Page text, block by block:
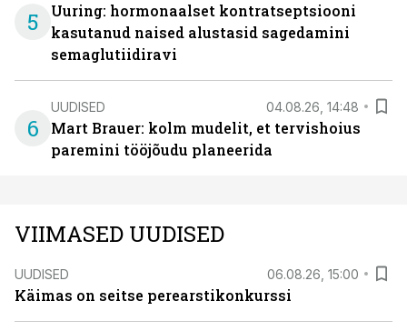
5
Uuring: hormonaalset kontratseptsiooni
kasutanud naised alustasid sagedamini
semaglutiidiravi
6
UUDISED 04.08.26, 14:48
Mart Brauer: kolm mudelit, et tervishoius
paremini tööjõudu planeerida
VIIMASED UUDISED
UUDISED 06.08.26, 15:00
Käimas on seitse perearstikonkurssi